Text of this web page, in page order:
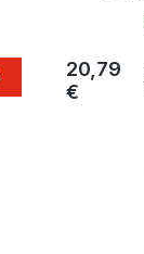
20,79
€